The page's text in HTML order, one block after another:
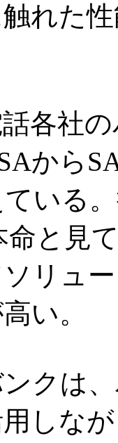
れた
各社
から
いる
命と見
リュ
い。
クは
しな